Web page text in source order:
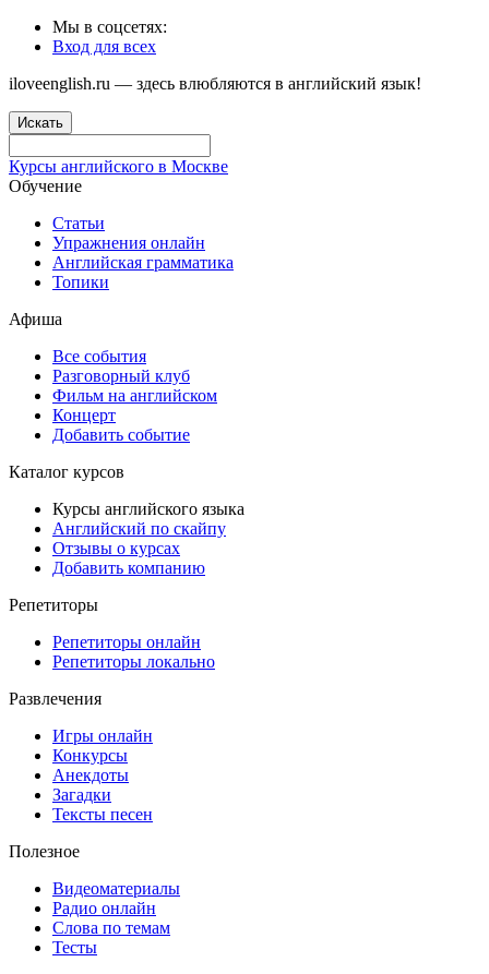
Мы в соцсетях:
Вход для всех
iloveenglish.ru — здесь влюбляются в английский язык!
Искать
Курсы английского в Москве
Обучение
Статьи
Упражнения онлайн
Английская грамматика
Топики
Афиша
Все события
Разговорный клуб
Фильм на английском
Концерт
Добавить событие
Каталог курсов
Курсы английского языка
Английский по скайпу
Отзывы о курсах
Добавить компанию
Репетиторы
Репетиторы онлайн
Репетиторы локально
Развлечения
Игры онлайн
Конкурсы
Анекдоты
Загадки
Тексты песен
Полезное
Видеоматериалы
Радио онлайн
Слова по темам
Тесты